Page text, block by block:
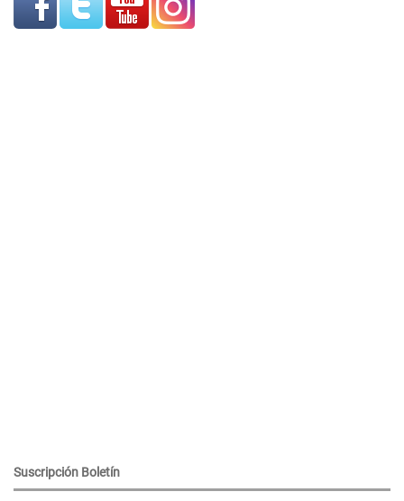
Suscripción Boletín